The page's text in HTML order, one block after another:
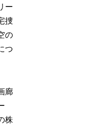
ー
捜
の
つ
廊
株